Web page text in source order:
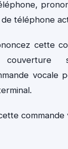
téléphone
cette
vocale